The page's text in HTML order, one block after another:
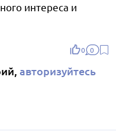
интереса и
0 0
авторизуйтесь